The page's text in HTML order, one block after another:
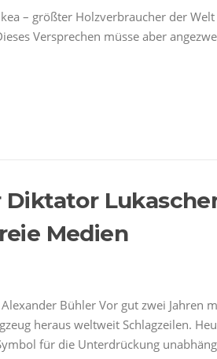
– größter Holzverbraucher der
Versprechen müsse aber
Diktator
Medien
Bühler Vor gut zwei Jahren
heraus weltweit Schlagzeilen.
für die Unterdrückung